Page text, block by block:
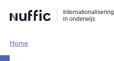
naar
zoekfunctie
naar
hoofdnavigatie
naar
inhoud
Internationalisering
in onderwijs
Hoofdnavigatie
Home​